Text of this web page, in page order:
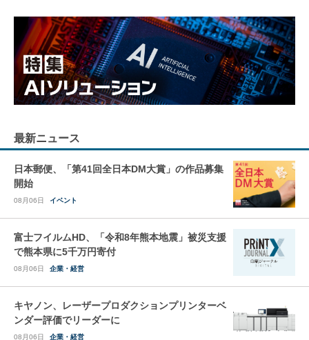
最新ニュース
日本郵便、「第41回全日本DM大賞」の作品募集
開始
08月06日 イベント
富士フイルムHD、「令和8年熊本地震」被災支援
で熊本県に5千万円寄付
08月06日 企業・経営
キヤノン、レーザープロダクションプリンターベ
ンダー評価でリーダーに
08月06日 企業・経営